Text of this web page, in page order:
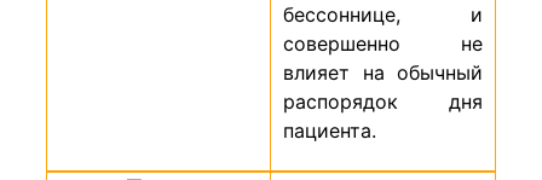
бессоннице, и
совершенно не
влияет на обычный
распорядок дня
пациента.